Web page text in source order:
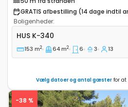
GRATIS afbestilling (14 dage indtil
Boligenheder:
Komfortabelt hus Zdrelac,
HUS K-340
153 m2 64 m2 6 3 13
Vælg datoer og antal gæster for at
-38 %